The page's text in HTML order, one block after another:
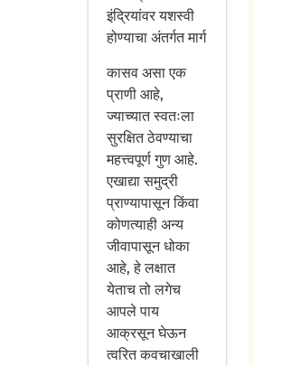
इंद्रियांवर यशस्वी
होण्याचा अंतर्गत मार्ग
कासव असा एक
प्राणी आहे,
ज्याच्यात स्वतःला
सुरक्षित ठेवण्याचा
महत्त्वपूर्ण गुण आहे.
एखाद्या समुद्री
प्राण्यापासून किंवा
कोणत्याही अन्य
जीवापासून धोका
आहे, हे लक्षात
येताच तो लगेच
आपले पाय
आक्रसून घेऊन
त्वरित कवचाखाली